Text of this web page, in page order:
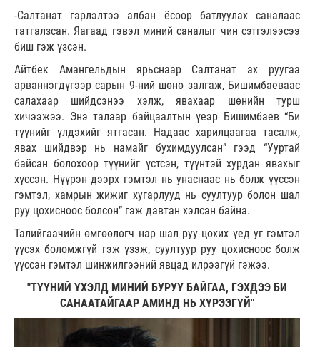
-Салтанат гэрлэлтээ албан ёсоор батлуулах саналаас
татгалзсан. Яагаад гэвэл миний саналыг чин сэтгэлээсээ
биш гэж үзсэн.
Айтбек Амангельдын ярьснаар Салтанат ах руугаа
арваннэгдүгээр сарын 9-ний шөнө залгаж, Бишимбаеваас
салахаар шийдсэнээ хэлж, явахаар шөнийн турш
хичээжээ. Энэ талаар байцаалтын үеэр Бишимбаев “Би
түүнийг үлдэхийг ятгасан. Надаас харилцаагаа тасалж,
явах шийдвэр нь намайг бухимдуулсан” гээд “Ууртай
байсан болохоор түүнийг үстсэн, түүнтэй хурдан явахыг
хүссэн. Нүүрэн дээрх гэмтэл нь унаснаас нь болж үүссэн
гэмтэл, хамрын жижиг хугарлууд нь суултуур болон шал
руу цохисноос болсон” гэж давтан хэлсэн байна.
Талийгаачийн өмгөөлөгч нар шал руу цохих үед уг гэмтэл
үүсэх боломжгүй гэж үзэж, суултуур руу цохисноос болж
үүссэн гэмтэл шинжилгээний явцад илрээгүй гэжээ.
"ТҮҮНИЙ ҮХЭЛД МИНИЙ БУРУУ БАЙГАА, ГЭХДЭЭ БИ
САНААТАЙГААР АМИНД НЬ ХҮРЭЭГҮЙ"